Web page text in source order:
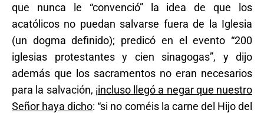
que nunca le “convenció” la idea de que los
acatólicos no puedan salvarse fuera de la Iglesia
(un dogma definido); predicó en el evento “200
iglesias protestantes y cien sinagogas”, y dijo
además que los sacramentos no eran necesarios
para la salvación, ¡incluso llegó a negar que nuestro
Señor haya dicho: “si no coméis la carne del Hijo del